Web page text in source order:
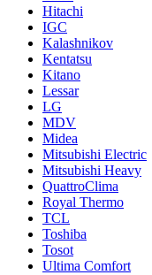
Hitachi
IGC
Kalashnikov
Kentatsu
Kitano
Lessar
LG
MDV
Midea
Mitsubishi Electric
Mitsubishi Heavy
QuattroClima
Royal Thermo
TCL
Toshiba
Tosot
Ultima Comfort